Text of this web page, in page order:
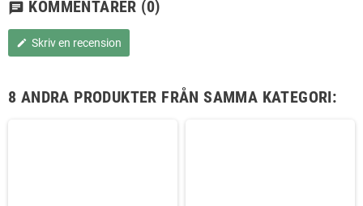
chat KOMMENTARER (0)
edit Skriv en recension
8 ANDRA PRODUKTER FRÅN SAMMA KATEGORI: